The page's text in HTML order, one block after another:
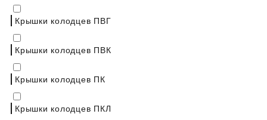
Крышки колодцев ПВГ
Крышки колодцев ПВК
Крышки колодцев ПК
Крышки колодцев ПКЛ